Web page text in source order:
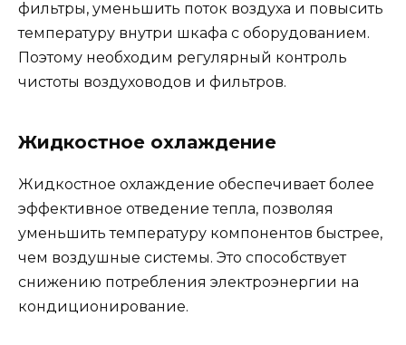
фильтры, уменьшить поток воздуха и повысить
температуру внутри шкафа с оборудованием.
Поэтому необходим регулярный контроль
чистоты воздуховодов и фильтров.
Жидкостное охлаждение
Жидкостное охлаждение обеспечивает более
эффективное отведение тепла, позволяя
уменьшить температуру компонентов быстрее,
чем воздушные системы. Это способствует
снижению потребления электроэнергии на
кондиционирование.